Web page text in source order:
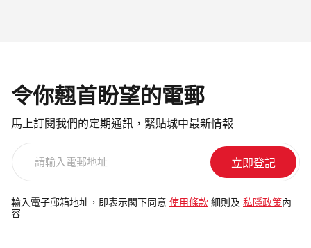
令你翹首盼望的電郵
馬上訂閱我們的定期通訊，緊貼城中最新情報
電
郵
輸入電子郵箱地址，即表示閣下同意 使用條款 細則及 私隱政策 內
容